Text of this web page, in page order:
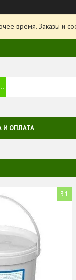
время. Заказы и
И ОПЛАТА
31